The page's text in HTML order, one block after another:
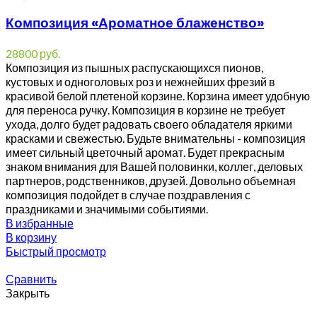
Композиция «Ароматное блаженство»
28800руб.
Композиция из пышных распускающихся пионов,
кустовых и одноголовых роз и нежнейших фрезий в
красивой белой плетеной корзине. Корзина имеет удобную
для переноса ручку. Композиция в корзине не требует
ухода, долго будет радовать своего обладателя яркими
красками и свежестью. Будьте внимательны - композиция
имеет сильный цветочный аромат. Будет прекрасным
знаком внимания для Вашей половинки, коллег, деловых
партнеров, родственников, друзей. Довольно объемная
композиция подойдет в случае поздравления с
праздниками и значимыми событиями.
В избранные
В корзину
Быстрый просмотр
Сравнить
Закрыть